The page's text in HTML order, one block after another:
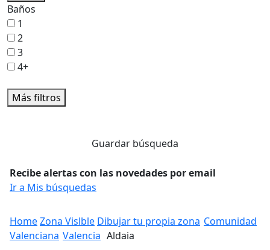
Baños
1
2
3
4+
Más filtros
Guardar búsqueda
Recibe alertas con las novedades por email
Ir a Mis búsquedas
HomeZona Vislble Dibujar tu propia zona Comunidad
Valenciana Valencia Aldaia